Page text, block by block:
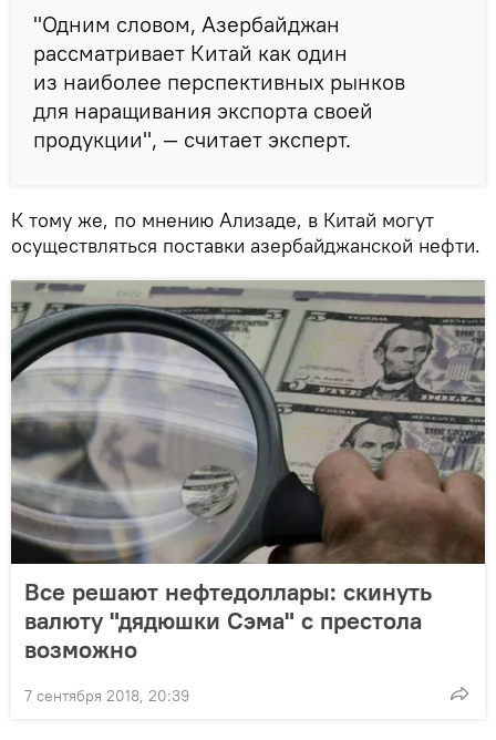
"Одним словом, Азербайджан
рассматривает Китай как один
из наиболее перспективных рынков
для наращивания экспорта своей
продукции", — считает эксперт.
К тому же, по мнению Ализаде, в Китай могут
осуществляться поставки азербайджанской нефти.
Все решают нефтедоллары: скинуть
валюту "дядюшки Сэма" с престола
возможно
7 сентября 2018, 20:39